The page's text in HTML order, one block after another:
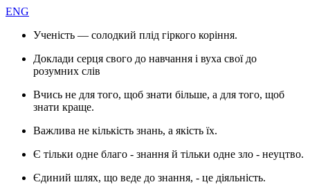
ENG
Ученість — солодкий плід гіркого коріння.
Доклади серця свого до навчання і вуха свої до
розумних слів
Вчись не для того, щоб знати більше, а для того, щоб
знати краще.
Важлива не кількість знань, а якість їх.
Є тільки одне благо - знання й тільки одне зло - неуцтво.
Єдиний шлях, що веде до знання, - це діяльність.